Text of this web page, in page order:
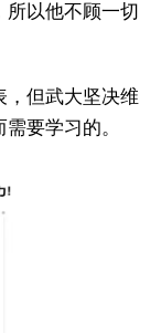
以他不顾一切
，但武大坚决维
要学习的。